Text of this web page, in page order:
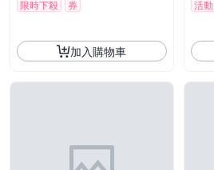
27/06/20)
限時下殺
券
加入購物車
20)
活動